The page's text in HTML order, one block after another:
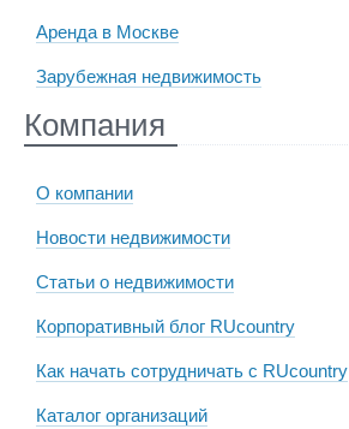
Аренда в Москве
Зарубежная недвижимость
Компания
О компании
Новости недвижимости
Статьи о недвижимости
Корпоративный блог RUcountry
Как начать сотрудничать с RUcountry
Каталог организаций